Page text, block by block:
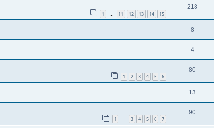
1 … 11 12 13 14 15
218
8
4
1 2 3 4 5 6
80
13
1 3 4 5 6 7
90